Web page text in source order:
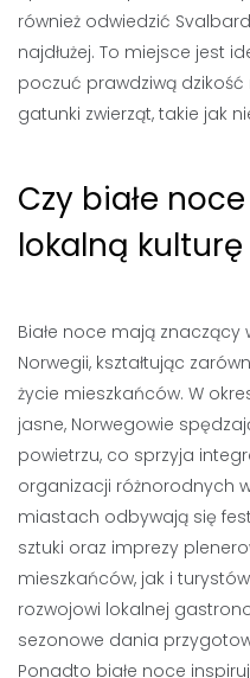
również odwiedzić
najdłużej. To miejsce jest
poczuć prawdziwą
gatunki zwierząt, takie jak
Czy białe
lokalną
Białe noce mają znaczący
Norwegii, kształtując
życie mieszkańców. W
jasne, Norwegowie
powietrzu, co sprzyja
organizacji różnorodnych
miastach odbywają się
sztuki oraz imprezy
mieszkańców, jak i
rozwojowi lokalnej
sezonowe dania
Ponadto białe noce